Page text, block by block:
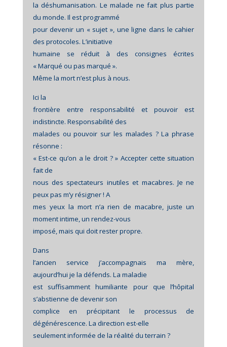
la déshumanisation. Le malade ne fait plus partie
du monde. Il est programmé
pour devenir un « sujet », une ligne dans le cahier
des protocoles. L’initiative
humaine se réduit à des consignes écrites
« Marqué ou pas marqué ».
Même la mort n’est plus à nous.
Ici la
frontière entre responsabilité et pouvoir est
indistincte. Responsabilité des
malades ou pouvoir sur les malades ? La phrase
résonne :
« Est-ce qu’on a le droit ? » Accepter cette situation
fait de
nous des spectateurs inutiles et macabres. Je ne
peux pas m’y résigner ! A
mes yeux la mort n’a rien de macabre, juste un
moment intime, un rendez-vous
imposé, mais qui doit rester propre.
Dans
l’ancien service j’accompagnais ma mère,
aujourd’hui je la défends. La maladie
est suffisamment humiliante pour que l’hôpital
s’abstienne de devenir son
complice en précipitant le processus de
dégénérescence. La direction est-elle
seulement informée de la réalité du terrain ?